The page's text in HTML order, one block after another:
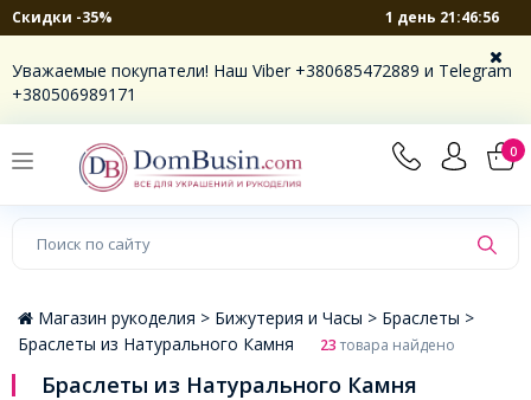
Скидки -35% 1 день 21:46:56
Уважаемые покупатели! Наш Viber +380685472889 и Telegram
+380506989171
0
×
Магазин рукоделия > Бижутерия и Часы > Браслеты >
Браслеты из Натурального Камня
23товара найдено
Браслеты из Натурального Камня